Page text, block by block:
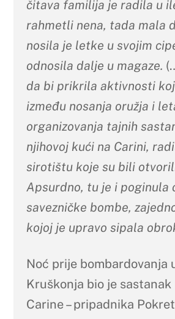
čitava familija je radila u
rahmetli nena, tada mala
nosila je letke u svojim
odnosila dalje u magaze.
da bi prikrila aktivnosti
između nosanja oružja i
organizovanja tajnih
njihovoj kući na Carini,
sirotištu koje su bili
Apsurdno, tu je i poginula
savezničke bombe,
kojoj je upravo sipala
Noć prije bombardovanja
Kruškonja bio je sastanak
Carine – pripadnika